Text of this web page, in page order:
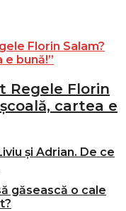
Regele Florin
cartea e
și Adrian. De ce
găsească o cale